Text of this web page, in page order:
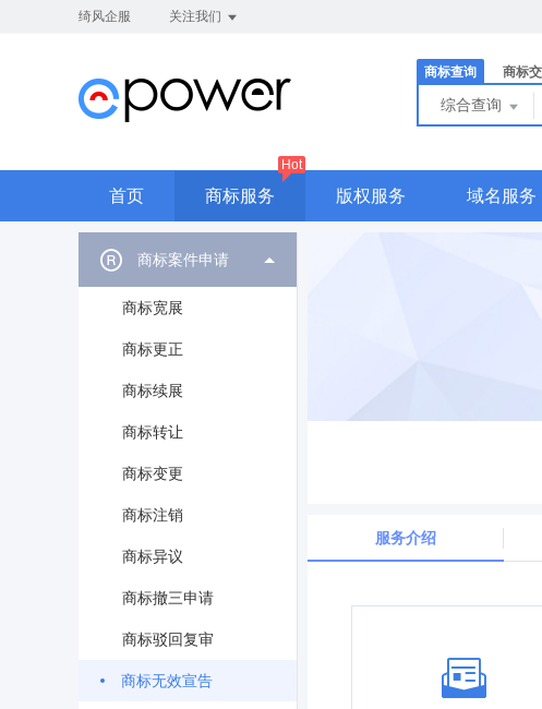
绮风企服 关注我们
商标查询 商标
综合查询
首页 商标服务
Hot
版权服务 域名服务
商标案件申请
商标宽展
商标更正
商标续展
商标转让
商标变更
商标注销
商标异议
商标撤三申请
商标驳回复审
商标无效宣告
服务介绍